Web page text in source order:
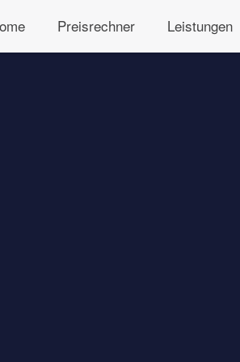
Preisrechner Leistungen